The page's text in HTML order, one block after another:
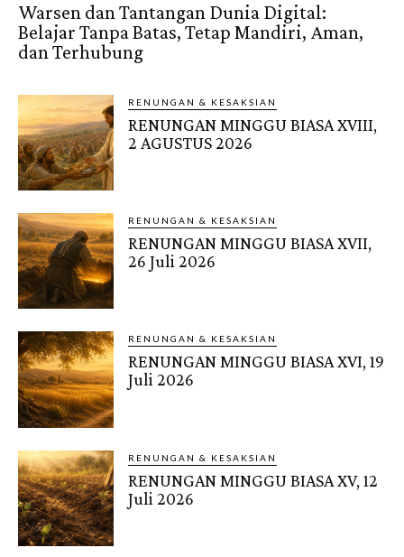
Warsen dan Tantangan Dunia Digital:
Belajar Tanpa Batas, Tetap Mandiri, Aman,
dan Terhubung
RENUNGAN & KESAKSIAN
RENUNGAN MINGGU BIASA XVIII,
2 AGUSTUS 2026
RENUNGAN & KESAKSIAN
RENUNGAN MINGGU BIASA XVII,
26 Juli 2026
RENUNGAN & KESAKSIAN
RENUNGAN MINGGU BIASA XVI, 19
Juli 2026
RENUNGAN & KESAKSIAN
RENUNGAN MINGGU BIASA XV, 12
Juli 2026